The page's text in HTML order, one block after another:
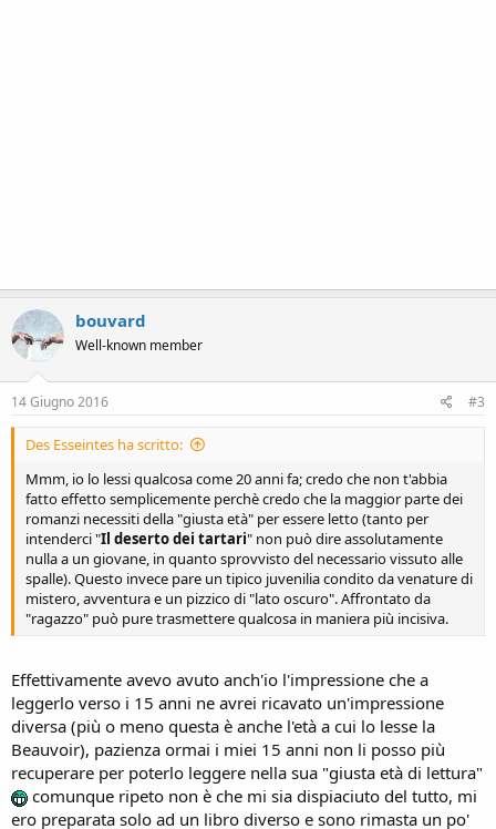
bouvard
Well-known member
14 Giugno 2016 #3
Des Esseintes ha scritto:
Mmm, io lo lessi qualcosa come 20 anni fa; credo che non t'abbia
fatto effetto semplicemente perchè credo che la maggior parte dei
romanzi necessiti della "giusta età" per essere letto (tanto per
intenderci "Il deserto dei tartari" non può dire assolutamente
nulla a un giovane, in quanto sprovvisto del necessario vissuto alle
spalle). Questo invece pare un tipico juvenilia condito da venature di
mistero, avventura e un pizzico di "lato oscuro". Affrontato da
"ragazzo" può pure trasmettere qualcosa in maniera più incisiva.
Effettivamente avevo avuto anch'io l'impressione che a
leggerlo verso i 15 anni ne avrei ricavato un'impressione
diversa (più o meno questa è anche l'età a cui lo lesse la
Beauvoir), pazienza ormai i miei 15 anni non li posso più
recuperare per poterlo leggere nella sua "giusta età di lettura"
comunque ripeto non è che mi sia dispiaciuto del tutto, mi
ero preparata solo ad un libro diverso e sono rimasta un po'